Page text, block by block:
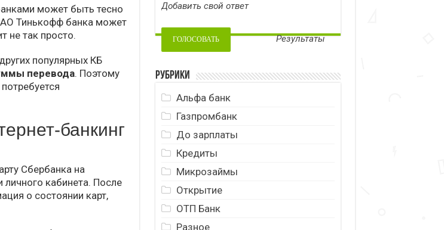
может быть тесно
АО Тинькофф банка может
не так просто.
популярных КБ
перевода. Поэтому
банкинг
Сбербанка на
личного кабинета. После
о состоянии карт,
Добавить свой ответ
Результаты
Рубрики
Альфа банк
Газпромбанк
До зарплаты
Кредиты
Микрозаймы
Открытие
ОТП Банк
Разное